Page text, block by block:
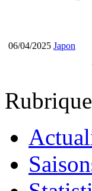
06/04/2025 Japon